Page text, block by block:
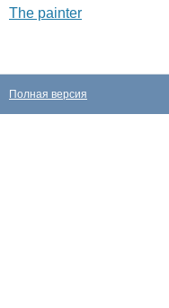
The painter
Полная версия